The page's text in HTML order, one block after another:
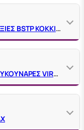
ΚΟΥΚΟΥΝΑΡΕΣ ΜΕ ΜΑΧΑΙΡΙΑ ΔΕΞΙΕΣ ΒSΤΡ ΚΟΚΚΙΝΕΣ VΙRΑΧ ΓΙΑ ΣΙΔΗΡΟΣΩΛΗΝΑ
ΜΑΝΕΛΕΣ ΜΕ 1 ΚΑΣΤΑΝΙΑ ΓΙΑ ΚΟΥΚΟΥΝΑΡΕΣ VIRAX